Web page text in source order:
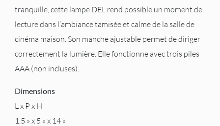
tranquille, cette lampe DEL rend possible un moment de
lecture dans l’ambiance tamisée et calme de la salle de
cinéma maison. Son manche ajustable permet de diriger
correctement la lumière. Elle fonctionne avec trois piles
AAA (non incluses).
Dimensions
L x P x H
1,5 » x 5 » x 14 »